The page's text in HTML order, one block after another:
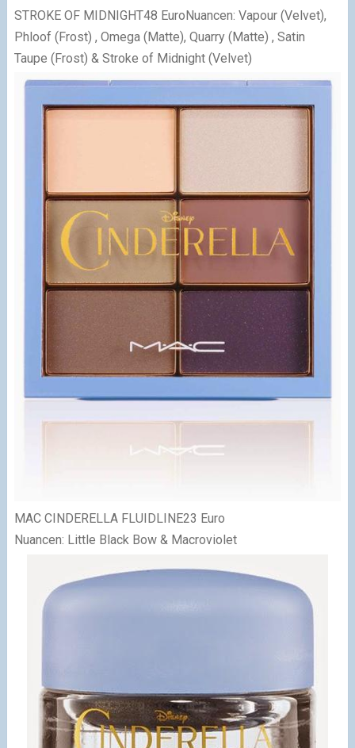
STROKE OF MIDNIGHT48 EuroNuancen: Vapour (Velvet),
Phloof (Frost) , Omega (Matte), Quarry (Matte) , Satin
Taupe (Frost) & Stroke of Midnight (Velvet)
MAC CINDERELLA FLUIDLINE23 Euro
Nuancen: Little Black Bow & Macroviolet